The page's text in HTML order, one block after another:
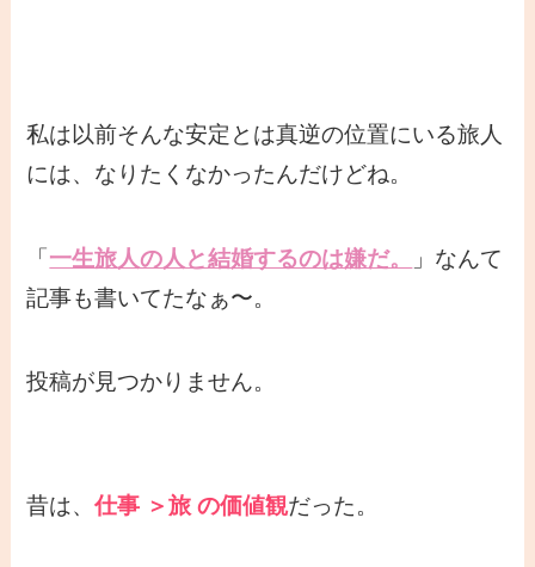
私は以前そんな安定とは真逆の位置にいる旅人
には、なりたくなかったんだけどね。
「一生旅人の人と結婚するのは嫌だ。
」なんて
記事も書いてたなぁ〜。
投稿が見つかりません。
昔は、仕事 ＞旅 の価値観だった。